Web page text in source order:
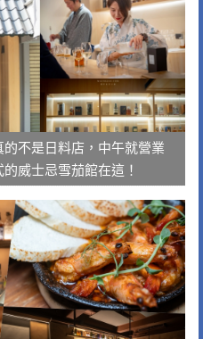
不是日料店，中午就營業
威士忌雪茄館在這！